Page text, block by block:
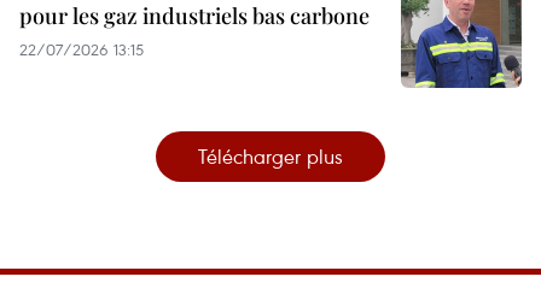
pour les gaz industriels bas carbone
22/07/2026 13:15
Télécharger plus